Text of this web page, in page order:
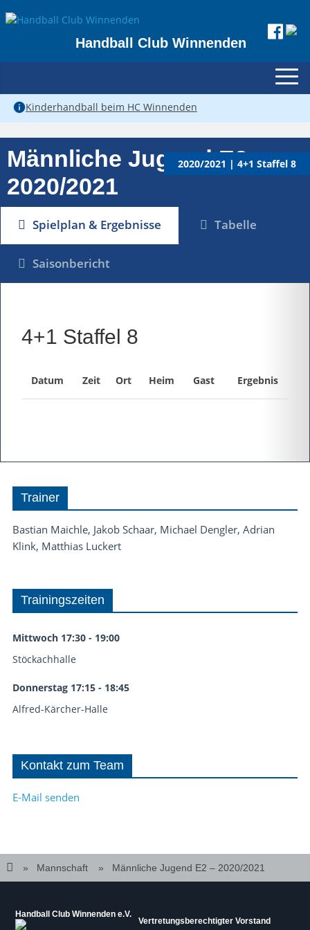
Handball Club Winnenden
Kinderhandball beim HC Winnenden
Männliche Jugend E2 –
2020/2021
2020/2021 | 4+1 Staffel 8
Spielplan & Ergebnisse Tabelle
Saisonbericht
4+1 Staffel 8
Datum Zeit Ort Heim Gast Ergebnis
Trainer
Bastian Maichle, Jakob Schaar, Michael Dengler, Adrian
Klink, Matthias Luckert
Trainingszeiten
Mittwoch 17:30 - 19:00
Stöckachhalle
Donnerstag 17:15 - 18:45
Alfred-Kärcher-Halle
Kontakt zum Team
E-Mail senden
Mannschaft Männliche Jugend E2 – 2020/2021
Handball Club Winnenden e.V.
Vertretungsberechtigter Vorstand